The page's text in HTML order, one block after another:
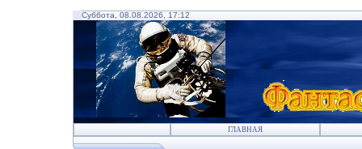
Суббота, 08.08.2026, 17:12
ГЛАВНАЯ